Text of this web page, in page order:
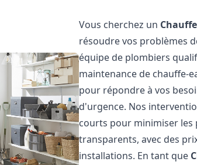
Vous cherchez un
résoudre vos problèmes
équipe de plombiers
maintenance de chauffe-
pour répondre à vos
d'urgence. Nos
courts pour minimiser
transparents, avec des
installations. En tant que